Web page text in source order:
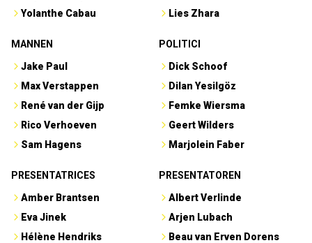
Yolanthe Cabau
Lies Zhara
MANNEN
Jake Paul
Max Verstappen
René van der Gijp
Rico Verhoeven
Sam Hagens
POLITICI
Dick Schoof
Dilan Yesilgöz
Femke Wiersma
Geert Wilders
Marjolein Faber
PRESENTATRICES
Amber Brantsen
Eva Jinek
Hélène Hendriks
PRESENTATOREN
Albert Verlinde
Arjen Lubach
Beau van Erven Dorens